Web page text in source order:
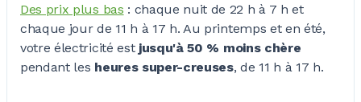
Des prix plus bas : chaque nuit de 22 h à 7 h et
chaque jour de 11 h à 17 h. Au printemps et en été,
votre électricité est jusqu'à 50 % moins chère
pendant les heures super-creuses, de 11 h à 17 h.